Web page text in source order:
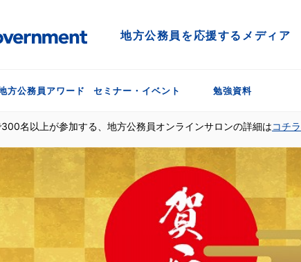
地方公務員を応援するメディア
方公務員アワード セミナー・イベント 勉強資料
名以上が参加する、地方公務員オンラインサロンの詳細はコチラ